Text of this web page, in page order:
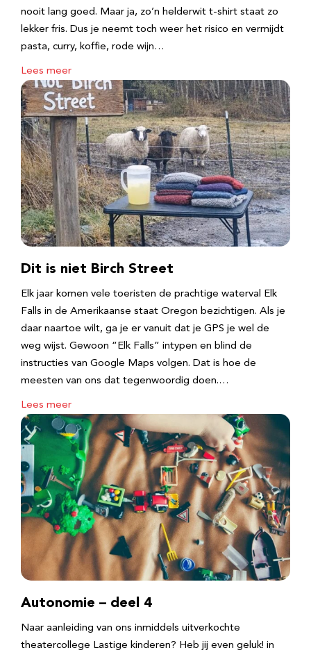
nooit lang goed. Maar ja, zo’n helderwit t-shirt staat zo
lekker fris. Dus je neemt toch weer het risico en vermijdt
pasta, curry, koffie, rode wijn…
Lees meer
Dit is niet Birch Street
Elk jaar komen vele toeristen de prachtige waterval Elk
Falls in de Amerikaanse staat Oregon bezichtigen. Als je
daar naartoe wilt, ga je er vanuit dat je GPS je wel de
weg wijst. Gewoon “Elk Falls” intypen en blind de
instructies van Google Maps volgen. Dat is hoe de
meesten van ons dat tegenwoordig doen.…
Lees meer
Autonomie – deel 4
Naar aanleiding van ons inmiddels uitverkochte
theatercollege Lastige kinderen? Heb jij even geluk! in